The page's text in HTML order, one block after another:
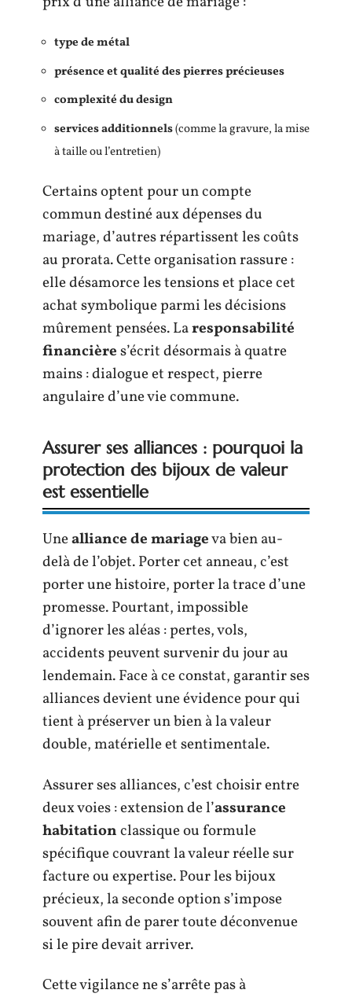
type de métal
présence et qualité des pierres précieuses
complexité du design
services additionnels(comme la gravure, la mise
à taille ou l’entretien)
Certains optent pour un compte
commun destiné aux dépenses du
mariage, d’autres répartissent les coûts
au prorata. Cette organisation rassure :
elle désamorce les tensions et place cet
achat symbolique parmi les décisions
mûrement pensées. Laresponsabilité
financières’écrit désormais à quatre
mains : dialogue et respect, pierre
angulaire d’une vie commune.
Assurer ses alliances : pourquoi la
protection des bijoux de valeur
est essentielle
Unealliance de mariageva bien au-
delà de l’objet. Porter cet anneau, c’est
porter une histoire, porter la trace d’une
promesse. Pourtant, impossible
d’ignorer les aléas : pertes, vols,
accidents peuvent survenir du jour au
lendemain. Face à ce constat, garantir ses
alliances devient une évidence pour qui
tient à préserver un bien à la valeur
double, matérielle et sentimentale.
Assurer ses alliances, c’est choisir entre
deux voies : extension de l’assurance
habitationclassique ou formule
spécifique couvrant la valeur réelle sur
facture ou expertise. Pour les bijoux
précieux, la seconde option s’impose
souvent afin de parer toute déconvenue
si le pire devait arriver.
Cette vigilance ne s’arrête pas à